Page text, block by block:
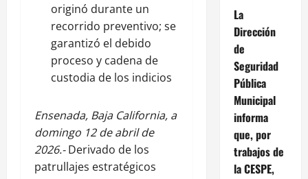
originó durante un
recorrido preventivo; se
garantizó el debido
proceso y cadena de
custodia de los indicios
Ensenada, Baja California, a
domingo 12 de abril de
2026.-Derivado de los
patrullajes estratégicos
La
Dirección
de
Seguridad
Pública
Municipal
informa
que, por
trabajos de
la CESPE,